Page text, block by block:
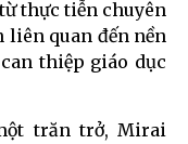
thực tiễn chuyên
liên quan đến nền
thiệp giáo dục
trăn trở, Mirai